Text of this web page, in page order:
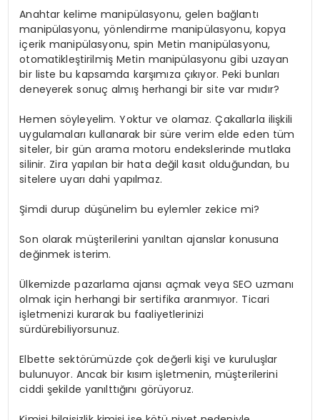
Anahtar kelime manipülasyonu, gelen bağlantı
manipülasyonu, yönlendirme manipülasyonu, kopya
içerik manipülasyonu, spin Metin manipülasyonu,
otomatikleştirilmiş Metin manipülasyonu gibi uzayan
bir liste bu kapsamda karşımıza çıkıyor. Peki bunları
deneyerek sonuç almış herhangi bir site var mıdır?
Hemen söyleyelim. Yoktur ve olamaz. Çakallarla ilişkili
uygulamaları kullanarak bir süre verim elde eden tüm
siteler, bir gün arama motoru endekslerinde mutlaka
silinir. Zira yapılan bir hata değil kasıt olduğundan, bu
sitelere uyarı dahi yapılmaz.
Şimdi durup düşünelim bu eylemler zekice mi?
Son olarak müşterilerini yanıltan ajanslar konusuna
değinmek isterim.
Ülkemizde pazarlama ajansı açmak veya SEO uzmanı
olmak için herhangi bir sertifika aranmıyor. Ticari
işletmenizi kurarak bu faaliyetlerinizi
sürdürebiliyorsunuz.
Elbette sektörümüzde çok değerli kişi ve kuruluşlar
bulunuyor. Ancak bir kısım işletmenin, müşterilerini
ciddi şekilde yanılttığını görüyoruz.